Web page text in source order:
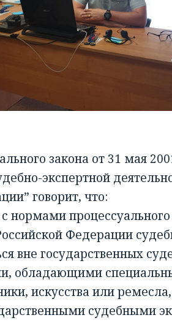
закона от 31 мая
экспертной
говорит, что:
нормами процессуального
Федерации
вне государственных
обладающими
искусства или
судебными